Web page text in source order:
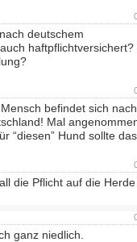
deutschem
haftpflichtversichert?
befindet sich
Mal
“diesen” Hund sollte
die Pflicht auf die Herde
ganz niedlich.